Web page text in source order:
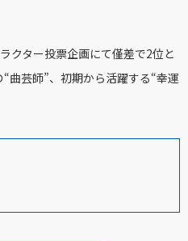
ター投票企画にて僅差で2位と
曲芸師”、初期から活躍する“幸運